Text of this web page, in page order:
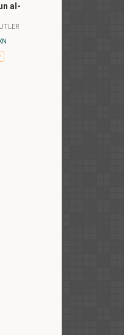
al-